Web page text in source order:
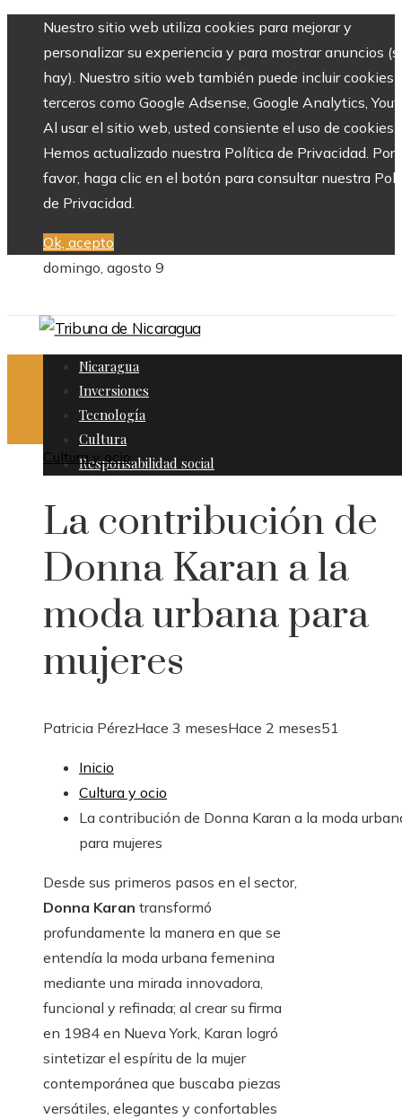
Nuestro sitio web utiliza cookies para mejorar y
personalizar su experiencia y para mostrar anuncios
hay). Nuestro sitio web también puede incluir cookies
terceros como Google Adsense, Google Analytics,
Al usar el sitio web, usted consiente el uso de cookies.
Hemos actualizado nuestra Política de Privacidad. Por
favor, haga clic en el botón para consultar nuestra
de Privacidad.
Ok, acepto
domingo, agosto 9
Nicaragua
Inversiones
Tecnología
Cultura
Responsabilidad social
Cultura y ocio
La contribución de
Donna Karan a la
moda urbana para
mujeres
Patricia PérezHace 3 mesesHace 2 meses51
Inicio
Cultura y ocio
La contribución de Donna Karan a la moda
para mujeres
Desde sus primeros pasos en el sector,
Donna Karan transformó
profundamente la manera en que se
entendía la moda urbana femenina
mediante una mirada innovadora,
funcional y refinada; al crear su firma
en 1984 en Nueva York, Karan logró
sintetizar el espíritu de la mujer
contemporánea que buscaba piezas
versátiles, elegantes y confortables